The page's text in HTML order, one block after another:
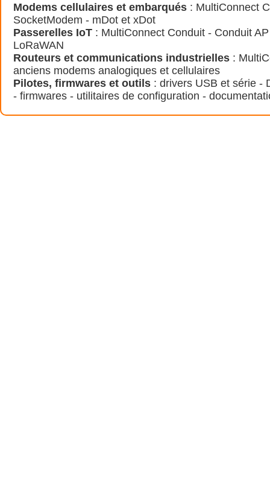
Modems cellulaires et embarqués : MultiConnect
SocketModem - mDot et xDot
Passerelles IoT : MultiConnect Conduit - Conduit
LoRaWAN
Routeurs et communications industrielles :
anciens modems analogiques et cellulaires
Pilotes, firmwares et outils : drivers USB et série -
- firmwares - utilitaires de configuration -